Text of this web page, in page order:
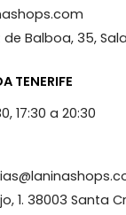
Balboa, 35,
TENERIFE
17:30 a 20:30
1. 38003 Santa